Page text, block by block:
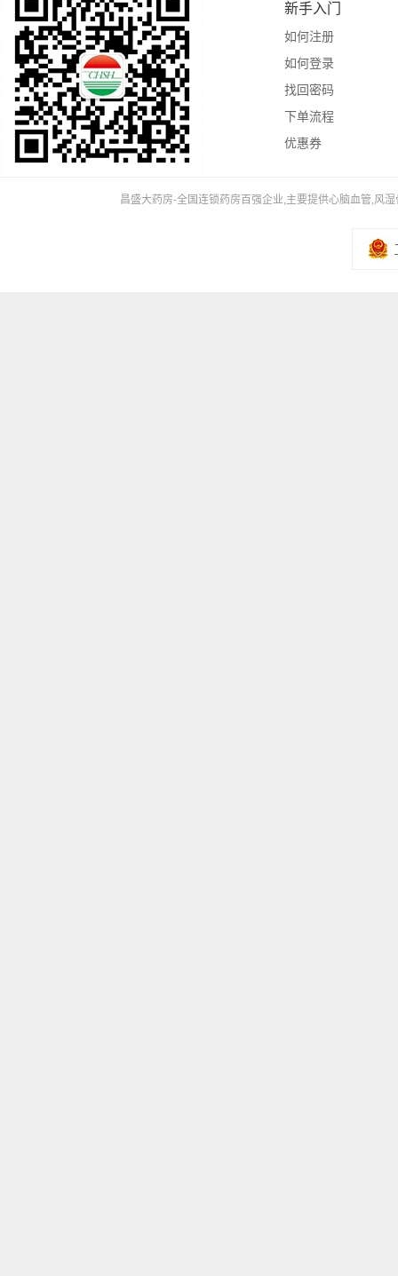
新手入门
如何注册
如何登录
找回密码
下单流程
优惠券
昌盛大药房-全国连锁药房百强企业,主要提供心脑血管,风